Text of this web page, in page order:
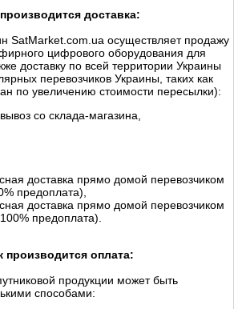
доставка:
SatMarket.com.ua осуществляет продажу
цифрового оборудования для
доставку по всей территории Украины
перевозчиков Украины, таких как
по увеличению стоимости пересылки):
со склада-магазина,
доставка прямо домой перевозчиком
предоплата),
доставка прямо домой перевозчиком
предоплата).
производится оплата:
продукции может быть
способами: